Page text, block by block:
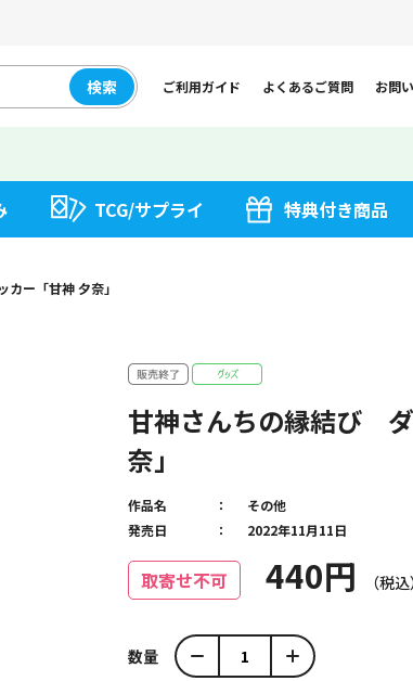
検索 ご利用ガイド よくあるご質問 お問
TCG/サプライ 特典付き商品
ー「甘神 夕奈」
甘神さんちの縁結び
奈」
取寄せ不可 440円
作品名
その他
発売日
2022年11月11日
数量